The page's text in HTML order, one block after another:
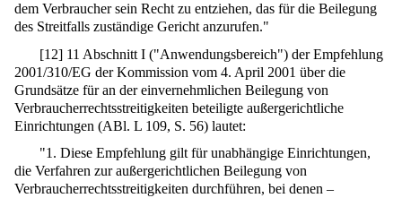
dem Verbraucher sein Recht zu entziehen, das für die Beilegung
des Streitfalls zuständige Gericht anzurufen."
[12] 11 Abschnitt I ("Anwendungsbereich") der Empfehlung
2001/310/EG der Kommission vom 4. April 2001 über die
Grundsätze für an der einvernehmlichen Beilegung von
Verbraucherrechtsstreitigkeiten beteiligte außergerichtliche
Einrichtungen (ABl. L 109, S. 56) lautet:
"1. Diese Empfehlung gilt für unabhängige Einrichtungen,
die Verfahren zur außergerichtlichen Beilegung von
Verbraucherrechtsstreitigkeiten durchführen, bei denen –